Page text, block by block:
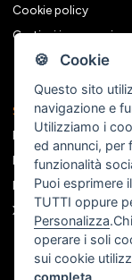
🍪 Cookie
Questo sito
navigazione e
Utilizziamo i
ed annunci, per
funzionalità
Puoi esprimere
TUTTI oppure
Personalizza
operare i soli
sui cookie
completa
Cookie policy
Gestisci i consensi
Seguici sui social
Facebook
Instagram
Linkedin
X